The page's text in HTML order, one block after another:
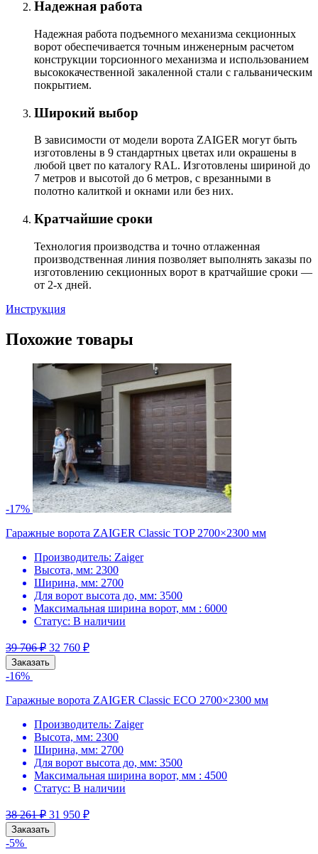
Надежная работа
Надежная работа подъемного механизма секционных
ворот обеспечивается точным инженерным расчетом
конструкции торсионного механизма и использованием
высококачественной закаленной стали с гальваническим
покрытием.
Широкий выбор
В зависимости от модели ворота ZAIGER могут быть
изготовлены в 9 стандартных цветах или окрашены в
любой цвет по каталогу RAL. Изготовлены шириной до
7 метров и высотой до 6 метров, с врезанными в
полотно калиткой и окнами или без них.
Кратчайшие сроки
Технология производства и точно отлаженная
производственная линия позволяет выполнять заказы по
изготовлению секционных ворот в кратчайшие сроки —
от 2-х дней.
Инструкция
Похожие товары
-17%
Гаражные ворота ZAIGER Classic TOP 2700×2300 мм
Производитель: Zaiger
Высота, мм: 2300
Ширина, мм: 2700
Для ворот высота до, мм: 3500
Максимальная ширина ворот, мм : 6000
Статус: В наличии
39 706₽ 32 760 ₽
Заказать
-16%
Гаражные ворота ZAIGER Classic ECO 2700×2300 мм
Производитель: Zaiger
Высота, мм: 2300
Ширина, мм: 2700
Для ворот высота до, мм: 3500
Максимальная ширина ворот, мм : 4500
Статус: В наличии
38 261₽ 31 950 ₽
Заказать
-5%